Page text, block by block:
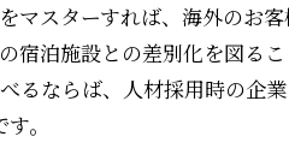
マスターすれば、海外のお
宿泊施設との差別化を図る
るならば、人材採用時の企
す。